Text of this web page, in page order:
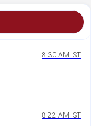
8:30 AM IST
8:22 AM IST